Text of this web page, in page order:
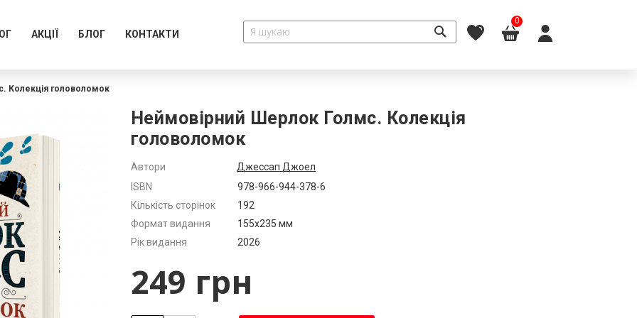
АКЦІЇ БЛОГ КОНТАКТИ
0
Колекція головоломок
Неймовірний Шерлок Голмс. Колекція
головоломок
Автори
Джессап Джоел
Додатково
ISBN
978-966-944-378-6
Кількість сторінок
192
Формат видання
155x235 мм
Рік видання
2026
249 грн